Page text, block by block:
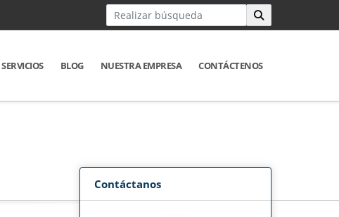
SERVICIOS BLOG NUESTRA EMPRESA CONTÁCTENOS
Contáctanos